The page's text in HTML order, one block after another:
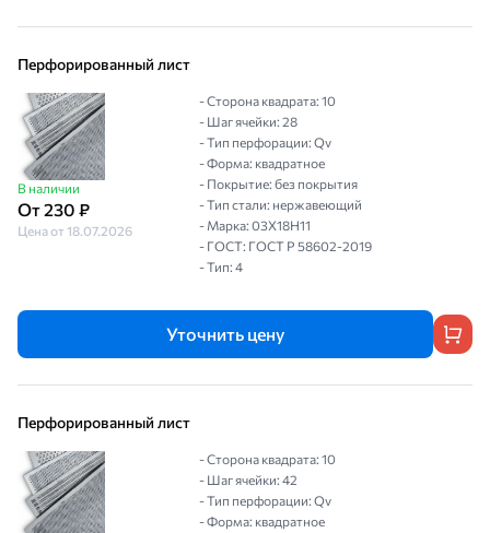
Перфорированный лист
В наличии
От 230 ₽
Цена от 18.07.2026
- Сторона квадрата: 10
- Шаг ячейки: 28
- Тип перфорации: Qv
- Форма: квадратное
- Покрытие: без покрытия
- Тип стали: нержавеющий
- Марка: 03Х18Н11
- ГОСТ: ГОСТ Р 58602-2019
- Тип: 4
Уточнить цену
Перфорированный лист
- Сторона квадрата: 10
- Шаг ячейки: 42
- Тип перфорации: Qv
- Форма: квадратное